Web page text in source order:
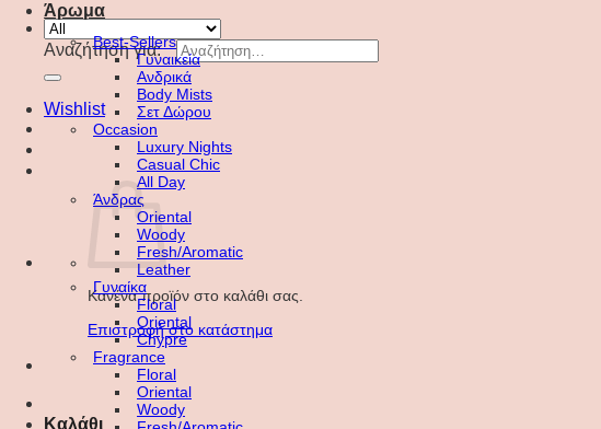
Αναζήτηση για:
Wishlist
Κανένα προϊόν στο καλάθι σας.
Επιστροφή στο κατάστημα
Καλάθι
Άρωμα
Best-Sellers
Γυναικεία
Ανδρικά
Body Mists
Σετ Δώρου
Occasion
Luxury Nights
Casual Chic
All Day
Άνδρας
Oriental
Woody
Fresh/Aromatic
Leather
Γυναίκα
Floral
Oriental
Chypre
Fragrance
Floral
Oriental
Woody